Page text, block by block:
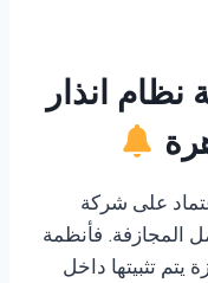
نظام انذار
على شركة
المجازفة. فأنظمة
تثبيتها داخل